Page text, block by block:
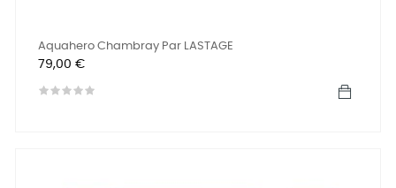
Aquahero Chambray Par LASTAGE
Prix
79,00 €